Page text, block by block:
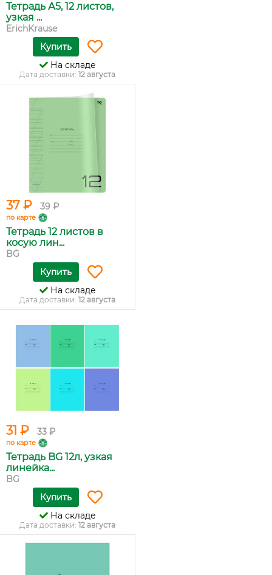
Тетрадь А5, 12 листов,
узкая ...
ErichKrause
Купить
На складе
Дата доставки: 12 августа
37 ₽ 39 ₽
по карте
Тетрадь 12 листов в
косую лин...
BG
Купить
На складе
Дата доставки: 12 августа
31 ₽ 33 ₽
по карте
Тетрадь BG 12л, узкая
линейка...
BG
Купить
На складе
Дата доставки: 12 августа